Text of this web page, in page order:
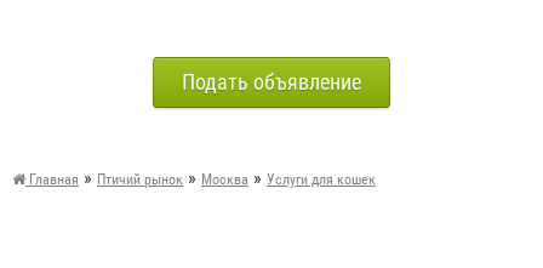
Подать объявление
Главная » Птичий рынок » Москва » Услуги для кошек